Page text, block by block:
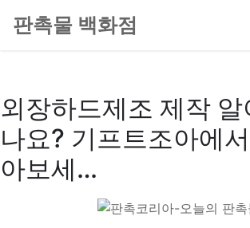
판촉물 백화점
외장하드제조 제작 알
나요? 기프트조아에
아보세…